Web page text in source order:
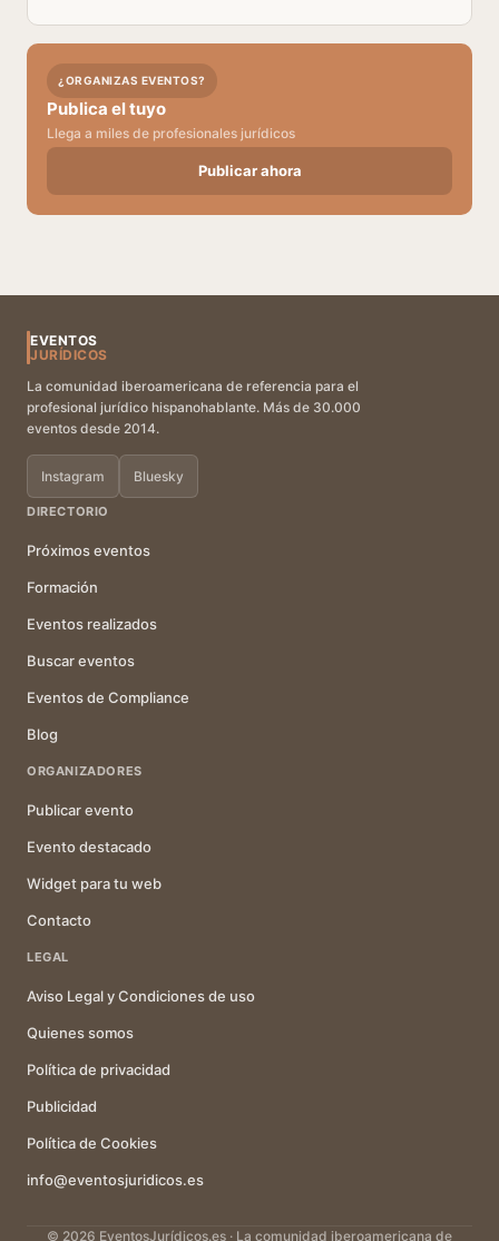
¿ORGANIZAS EVENTOS?
Publica el tuyo
Llega a miles de profesionales jurídicos
Publicar ahora
EVENTOS
JURÍDICOS
La comunidad iberoamericana de referencia para el
profesional jurídico hispanohablante. Más de 30.000
eventos desde 2014.
Instagram Bluesky
DIRECTORIO
Próximos eventos
Formación
Eventos realizados
Buscar eventos
Eventos de Compliance
Blog
ORGANIZADORES
Publicar evento
Evento destacado
Widget para tu web
Contacto
LEGAL
Aviso Legal y Condiciones de uso
Quienes somos
Política de privacidad
Publicidad
Política de Cookies
info@eventosjuridicos.es
© 2026 EventosJurídicos.es · La comunidad iberoamericana de